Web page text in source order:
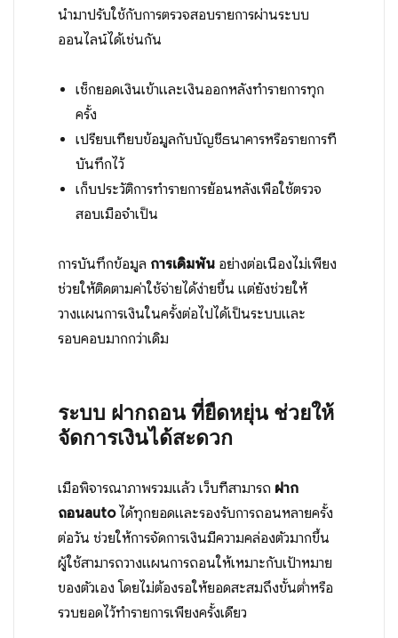
นำมาปรับใช้กับการตรวจสอบรายการผ่านระบบ
ออนไลน์ได้เช่นกัน
เช็กยอดเงินเข้าและเงินออกหลังทำรายการทุก
ครั้ง
เปรียบเทียบข้อมูลกับบัญชีธนาคารหรือรายการที่
บันทึกไว้
เก็บประวัติการทำรายการย้อนหลังเพื่อใช้ตรวจ
สอบเมื่อจำเป็น
การบันทึกข้อมูล การเดิมพันอย่างต่อเนื่องไม่เพียง
ช่วยให้ติดตามค่าใช้จ่ายได้ง่ายขึ้น แต่ยังช่วยให้
วางแผนการเงินในครั้งต่อไปได้เป็นระบบและ
รอบคอบมากกว่าเดิม
ระบบ ฝากถอนที่ยืดหยุ่น ช่วยให้
จัดการเงินได้สะดวก
เมื่อพิจารณาภาพรวมแล้ว เว็บที่สามารถ ฝาก
ถอนautoได้ทุกยอดและรองรับการถอนหลายครั้ง
ต่อวัน ช่วยให้การจัดการเงินมีความคล่องตัวมากขึ้น
ผู้ใช้สามารถวางแผนการถอนให้เหมาะกับเป้าหมาย
ของตัวเอง โดยไม่ต้องรอให้ยอดสะสมถึงขั้นต่ำหรือ
รวบยอดไว้ทำรายการเพียงครั้งเดียว